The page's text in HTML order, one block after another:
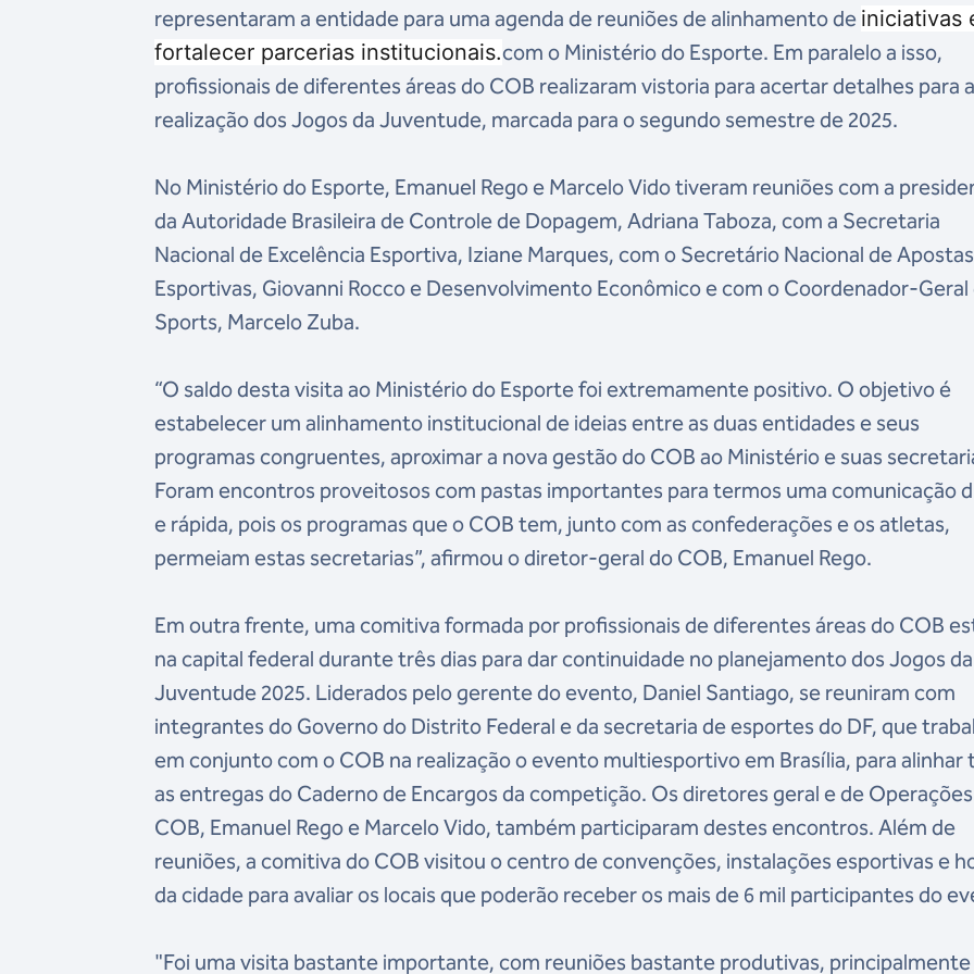
representaram a entidade para uma agenda de reuniões de alinhamento de iniciativas
fortalecer parcerias institucionais.com o Ministério do Esporte. Em paralelo a isso,
profissionais de diferentes áreas do COB realizaram vistoria para acertar detalhes para
realização dos Jogos da Juventude, marcada para o segundo semestre de 2025.
No Ministério do Esporte, Emanuel Rego e Marcelo Vido tiveram reuniões com a
da Autoridade Brasileira de Controle de Dopagem, Adriana Taboza, com a Secretaria
Nacional de Excelência Esportiva, Iziane Marques, com o Secretário Nacional de Apostas
Esportivas, Giovanni Rocco e Desenvolvimento Econômico e com o Coordenador-Geral
Sports, Marcelo Zuba.
“O saldo desta visita ao Ministério do Esporte foi extremamente positivo. O objetivo é
estabelecer um alinhamento institucional de ideias entre as duas entidades e seus
programas congruentes, aproximar a nova gestão do COB ao Ministério e suas
Foram encontros proveitosos com pastas importantes para termos uma comunicação
e rápida, pois os programas que o COB tem, junto com as confederações e os atletas,
permeiam estas secretarias”, afirmou o diretor-geral do COB, Emanuel Rego.
Em outra frente, uma comitiva formada por profissionais de diferentes áreas do COB
na capital federal durante três dias para dar continuidade no planejamento dos Jogos da
Juventude 2025. Liderados pelo gerente do evento, Daniel Santiago, se reuniram com
integrantes do Governo do Distrito Federal e da secretaria de esportes do DF, que
em conjunto com o COB na realização o evento multiesportivo em Brasília, para alinhar
as entregas do Caderno de Encargos da competição. Os diretores geral e de
COB, Emanuel Rego e Marcelo Vido, também participaram destes encontros. Além de
reuniões, a comitiva do COB visitou o centro de convenções, instalações esportivas e
da cidade para avaliar os locais que poderão receber os mais de 6 mil participantes do
"Foi uma visita bastante importante, com reuniões bastante produtivas, principalmente